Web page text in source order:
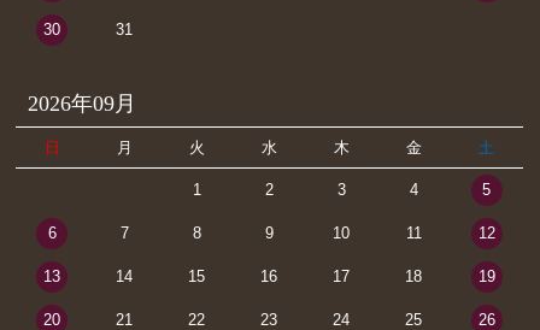
30 31
2026年09月
日 月 火 水 木 金 土
1 2 3 4 5
6 7 8 9 10 11 12
13 14 15 16 17 18 19
20 21 22 23 24 25 26